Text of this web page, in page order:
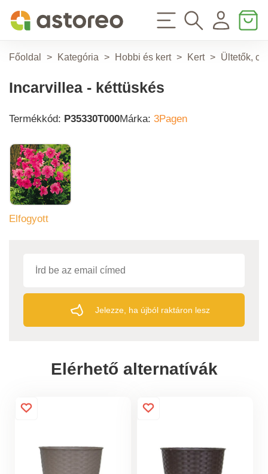
Főoldal > Kategória > Hobbi és kert > Kert > Ültetők,
Incarvillea - kéttüskés
Termékkód: P35330T000Márka: 3Pagen
Elfogyott
Jelezze, ha újból raktáron lesz
Elérhető alternatívák